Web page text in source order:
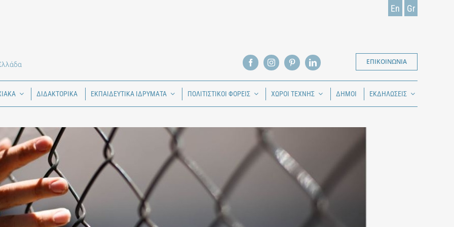
En Gr
ΕΠΙΚΟΙΝΩΝΙΑ
ΔΙΔΑΚΤΟΡΙΚΑ ΕΚΠΑΙΔΕΥΤΙΚΑ ΙΔΡΥΜΑΤΑ ΠΟΛΙΤΙΣΤΙΚΟΙ ΦΟΡΕΙΣ ΧΩΡΟΙ ΤΕΧΝΗΣ ΔΗΜΟΙ ΕΚΔΗΛΩΣΕΙΣ